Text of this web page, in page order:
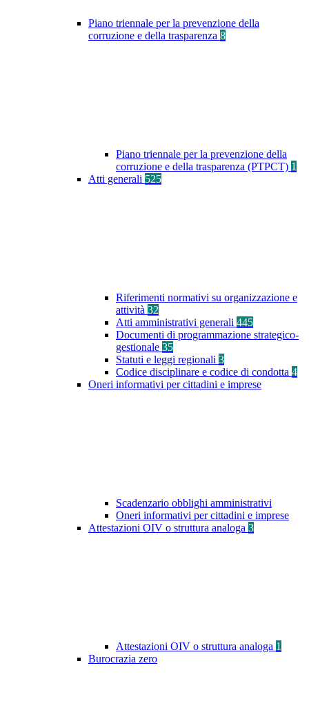
Piano triennale per la prevenzione della
corruzione e della trasparenza 8
Piano triennale per la prevenzione della
corruzione e della trasparenza (PTPCT) 1
Atti generali 525
Riferimenti normativi su organizzazione e
attività 32
Atti amministrativi generali 445
Documenti di programmazione strategico-
gestionale 35
Statuti e leggi regionali 3
Codice disciplinare e codice di condotta 4
Oneri informativi per cittadini e imprese
Scadenzario obblighi amministrativi
Oneri informativi per cittadini e imprese
Attestazioni OIV o struttura analoga 3
Attestazioni OIV o struttura analoga 1
Burocrazia zero